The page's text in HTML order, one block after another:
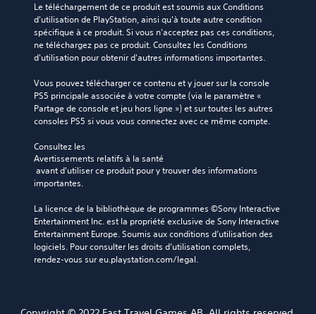
Le téléchargement de ce produit est soumis aux Conditions
d'utilisation de PlayStation, ainsi qu'à toute autre condition
spécifique à ce produit. Si vous n'acceptez pas ces conditions,
ne téléchargez pas ce produit. Consultez les Conditions
d'utilisation pour obtenir d'autres informations importantes.
Vous pouvez télécharger ce contenu et y jouer sur la console
PS5 principale associée à votre compte (via le paramètre «
Partage de console et jeu hors ligne ») et sur toutes les autres
consoles PS5 si vous vous connectez avec ce même compte.
Consultez les
Avertissements relatifs à la santé
importantes.
La licence de la bibliothèque de programmes ©Sony Interactive
Entertainment Inc. est la propriété exclusive de Sony Interactive
Entertainment Europe. Soumis aux conditions d’utilisation des
logiciels. Pour consulter les droits d’utilisation complets,
rendez-vous sur eu.playstation.com/legal.